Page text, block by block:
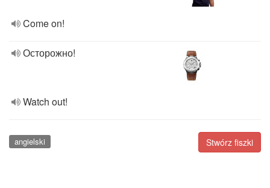
Come on!
Осторожно!
Watch out!
Stwórz fiszki
angielski